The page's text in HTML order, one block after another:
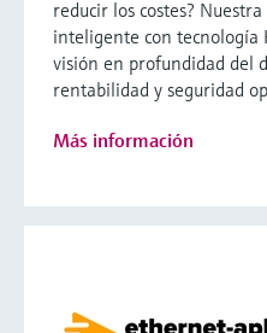
reducir los costes?
inteligente con tecnología
visión en profundidad del
rentabilidad y seguridad
Más información